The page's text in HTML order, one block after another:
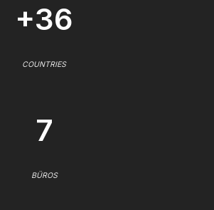
+36
COUNTRIES
7
BÜROS